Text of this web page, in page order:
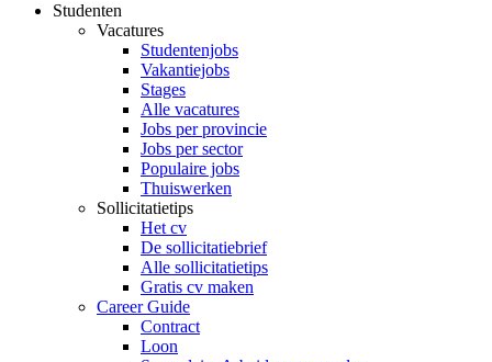
Studenten
Vacatures
Studentenjobs
Vakantiejobs
Stages
Alle vacatures
Jobs per provincie
Jobs per sector
Populaire jobs
Thuiswerken
Sollicitatietips
Het cv
De sollicitatiebrief
Alle sollicitatietips
Gratis cv maken
Career Guide
Contract
Loon